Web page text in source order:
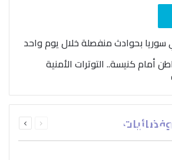
كنيسة.. التوترات الأمنية
الصفحةالصفحة
الدولي..
تؤكد
نهج متكامل